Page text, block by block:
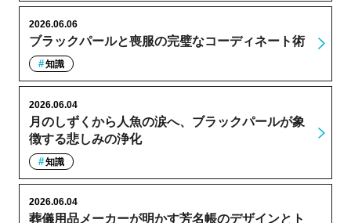
ブラックパールと喪服の完璧なコーディネート術
2026.06.06
知識
月のしずくから人魚の涙へ、ブラックパールが象
徴する悲しみの浄化
2026.06.04
知識
葬儀用品メーカーが明かす芳名帳のデザインとト
2026.06.04